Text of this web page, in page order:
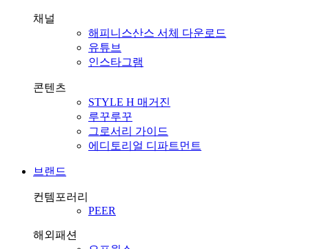
채널
해피니스산스 서체 다운로드
유튜브
인스타그램
콘텐츠
STYLE H 매거진
루꾸루꾸
그로서리 가이드
에디토리얼 디파트먼트
브랜드
컨템포러리
PEER
해외패션